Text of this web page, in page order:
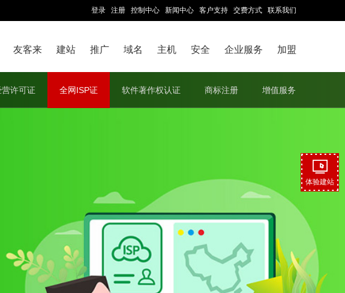
登录 注册 控制中心 新闻中心 客户支持 交费方式 联系我们
友客来 建站 推广 域名 主机 安全 企业服务 加盟
增值服务
商标注册
软件著作权认证
全网ISP证
营许可证
体验建站